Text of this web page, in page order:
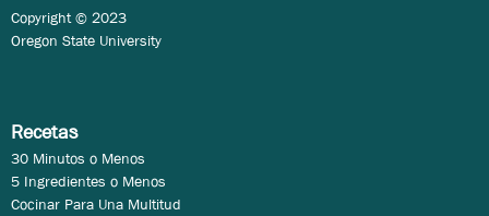
Copyright © 2023
Oregon State University
Recetas
30 Minutos o Menos
5 Ingredientes o Menos
Cocinar Para Una Multitud